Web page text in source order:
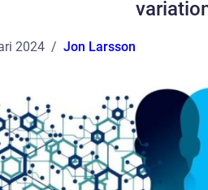
2024 Jon Larsson